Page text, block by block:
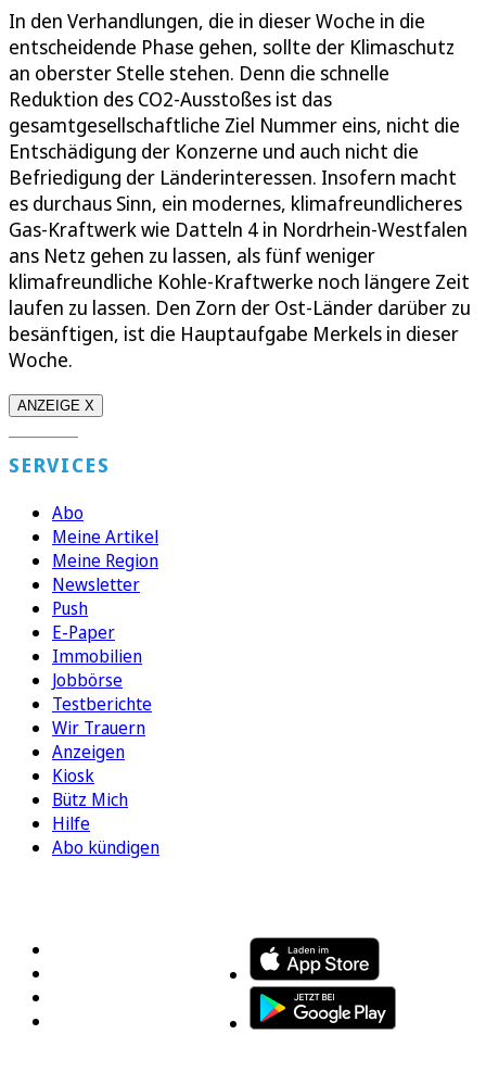
In den Verhandlungen, die in dieser Woche in die
entscheidende Phase gehen, sollte der Klimaschutz
an oberster Stelle stehen. Denn die schnelle
Reduktion des CO2-Ausstoßes ist das
gesamtgesellschaftliche Ziel Nummer eins, nicht die
Entschädigung der Konzerne und auch nicht die
Befriedigung der Länderinteressen. Insofern macht
es durchaus Sinn, ein modernes, klimafreundlicheres
Gas-Kraftwerk wie Datteln 4 in Nordrhein-Westfalen
ans Netz gehen zu lassen, als fünf weniger
klimafreundliche Kohle-Kraftwerke noch längere Zeit
laufen zu lassen. Den Zorn der Ost-Länder darüber zu
besänftigen, ist die Hauptaufgabe Merkels in dieser
Woche.
ANZEIGE X
SERVICES
Abo
Meine Artikel
Meine Region
Newsletter
Push
E-Paper
Immobilien
Jobbörse
Testberichte
Wir Trauern
Anzeigen
Kiosk
Bütz Mich
Hilfe
Abo kündigen